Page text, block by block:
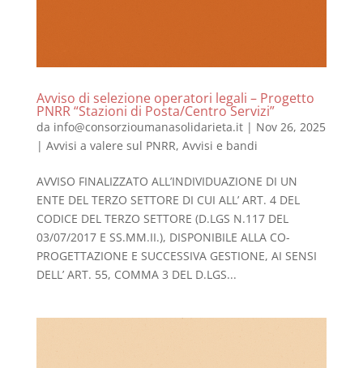
Avviso di selezione operatori legali – Progetto
PNRR “Stazioni di Posta/Centro Servizi”
da info@consorzioumanasolidarieta.it| Nov 26, 2025
| Avvisi a valere sul PNRR, Avvisi e bandi
AVVISO FINALIZZATO ALL’INDIVIDUAZIONE DI UN
ENTE DEL TERZO SETTORE DI CUI ALL’ ART. 4 DEL
CODICE DEL TERZO SETTORE (D.LGS N.117 DEL
03/07/2017 E SS.MM.II.), DISPONIBILE ALLA CO-
PROGETTAZIONE E SUCCESSIVA GESTIONE, AI SENSI
DELL’ ART. 55, COMMA 3 DEL D.LGS...